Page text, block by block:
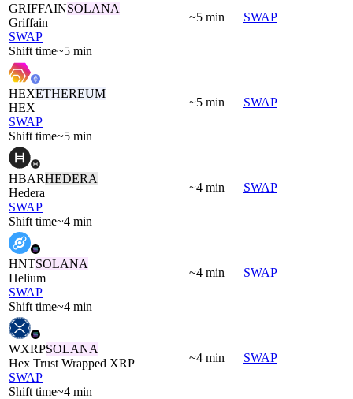
GRIFFAINSOLANA
Griffain
SWAP
Shift time~5 min
~5 min SWAP
HEXETHEREUM
HEX
SWAP
Shift time~5 min
~5 min SWAP
HBARHEDERA
Hedera
SWAP
Shift time~4 min
~4 min SWAP
HNTSOLANA
Helium
SWAP
Shift time~4 min
~4 min SWAP
WXRPSOLANA
Hex Trust Wrapped XRP
SWAP
Shift time~4 min
~4 min SWAP